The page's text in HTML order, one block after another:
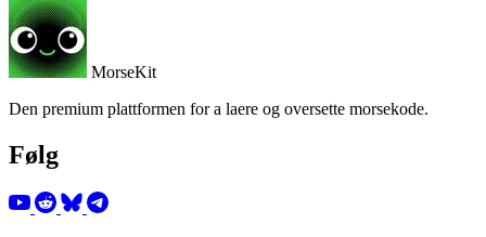
MorseKit
Den premium plattformen for a laere og oversette morsekode.
Følg